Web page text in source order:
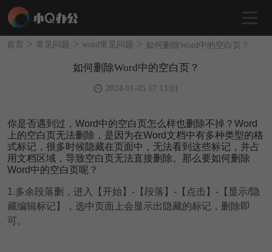
首页 > 常见问题 > word常见问题 > 如何删除Word中的空白页？
如何删除Word中的空白页？
2024-01-05 17:13:01
你是否遇到过，Word中的空白页怎么样也删除不掉？Word
上的空白页无法删除，是因为在Word文档中有多种类型的格
式标记，很多时候隐藏在页面中，无法看到这些标记，并占
用文档区域，导致空白页无法直接删除。那么要如何删除
Word中的空白页呢？
1.多余段落删， 进入【开始】-【段落】-【点击】-【显示/隐
藏编辑标记】，选中页面上会显示出隐藏的标记，删除即
可。